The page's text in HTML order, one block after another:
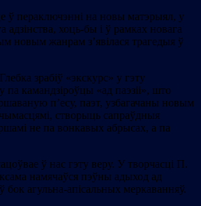
ў пераключэнні на новы матэрыял, у
адзінства, хоць-бы і ў рамках новага
новым жанрам з’явілася трагедыя ў
зрабіў «экскурс» у гэту
па камандзіроўцы «ад паэзіі», што
п’есу, паэт, узбагачаны новым
створыць сапраўдныя
не па вонкавых абрысах, а па
ў нас гэту веру. У творчасці П.
намячаўся пэўны адыход ад
бок агульна-апісальных меркаванняў.